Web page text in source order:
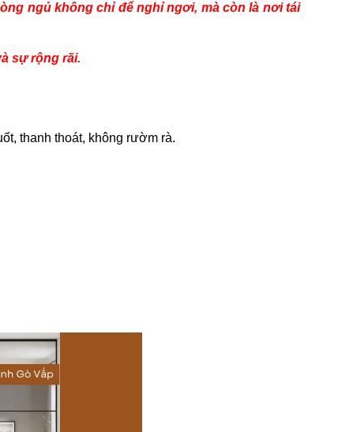
ngủ không chỉ để nghỉ ngơi, mà còn là nơi tái
sự rộng rãi.
thanh thoát, không rườm rà.